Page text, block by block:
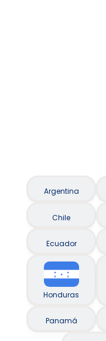
Argentina
Chile
Ecuador
Honduras
Panamá